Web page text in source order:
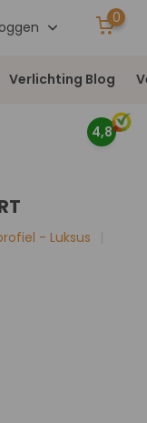
0
Verlichting Blog
4,8
- Luksus